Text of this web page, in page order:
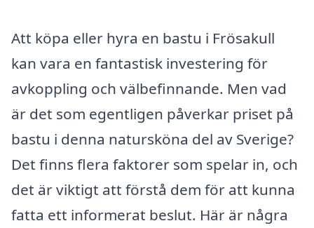
Att köpa eller hyra en bastu i Frösakull
kan vara en fantastisk investering för
avkoppling och välbefinnande. Men vad
är det som egentligen påverkar priset på
bastu i denna natursköna del av Sverige?
Det finns flera faktorer som spelar in, och
det är viktigt att förstå dem för att kunna
fatta ett informerat beslut. Här är några